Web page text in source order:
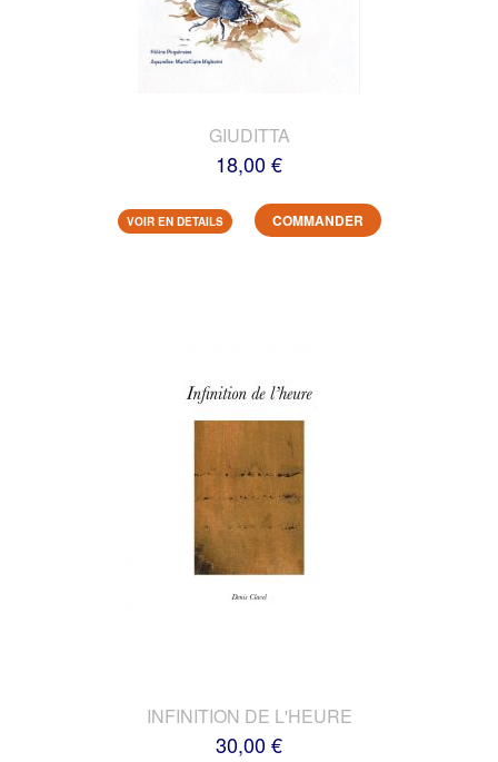
GIUDITTA
18,00 €
VOIR EN DETAILS COMMANDER
INFINITION DE L'HEURE
30,00 €